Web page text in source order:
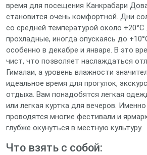
время для посещения Канкрабари
становится очень комфортной. Дни
со средней температурой около +20°C
прохладные, иногда опускаясь до
особенно в декабре и январе. В это
чист, что позволяет наслаждаться
Гималаи, а уровень влажности
идеальное время для прогулок,
отдыха. Вам понадобятся легкая
или легкая куртка для вечеров.
проводятся многие фестивали и
глубже окунуться в местную культуру.
Что взять с собой: